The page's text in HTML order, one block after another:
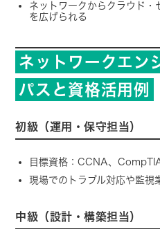
ネットワークからクラウド・
を広げられる
ネットワークエン
パスと資格活用例
初級（運用・保守担当）
目標資格：CCNA、
現場でのトラブル対応や監視
中級（設計・構築担当）